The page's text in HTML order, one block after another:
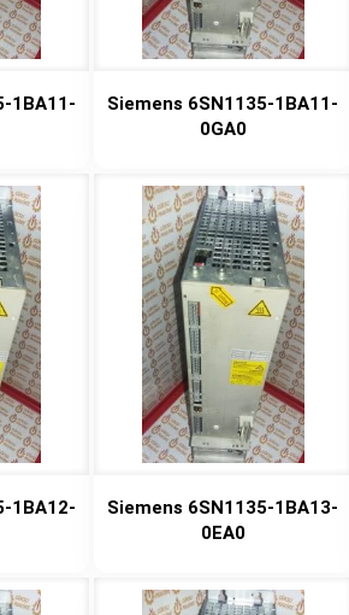
1BA11-
Siemens 6SN1135-1BA11-
0GA0
1BA12-
Siemens 6SN1135-1BA13-
0EA0